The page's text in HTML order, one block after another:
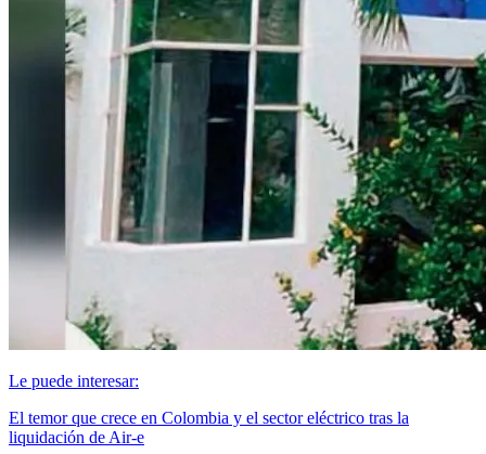
Le puede interesar:
El temor que crece en Colombia y el sector eléctrico tras la
liquidación de Air-e